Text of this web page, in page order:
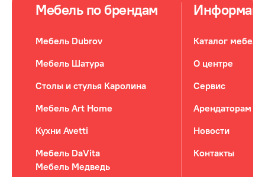
Мебель по брендам
Мебель Dubrov
Мебель Шатура
Столы и стулья Каролина
Мебель Art Home
Кухни Avetti
Мебель DaVita
Мебель Медведь
Каталог мебели
О центре
Сервис
Арендаторам
Новости
Контакты